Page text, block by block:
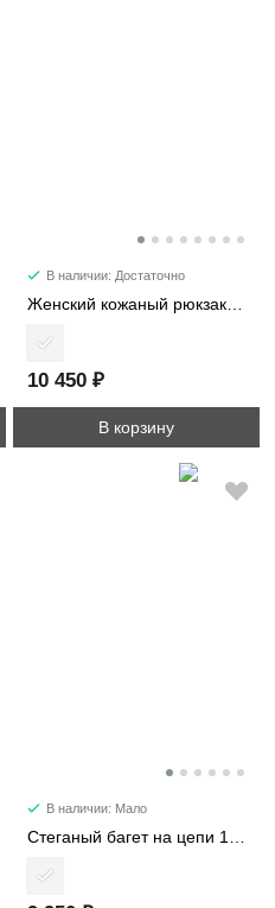
В наличии: Достаточно
10 450 ₽
В корзину
В наличии: Мало